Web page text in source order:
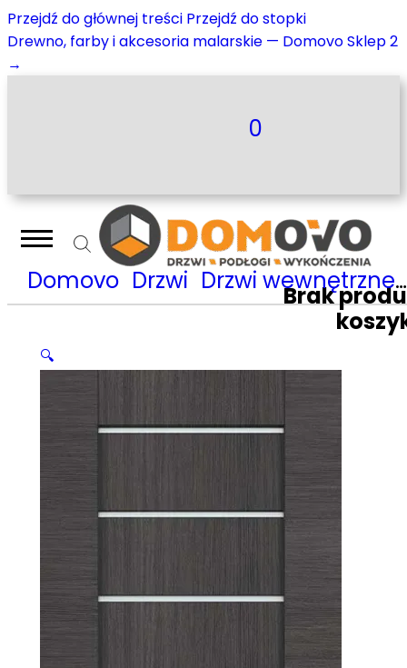
Przejdź do głównej treści Przejdź do stopki
Drewno, farby i akcesoria malarskie — Domovo Sklep 2
→
0
Brak
Domovo Drzwi Drzwi wewnętrzne
🔍